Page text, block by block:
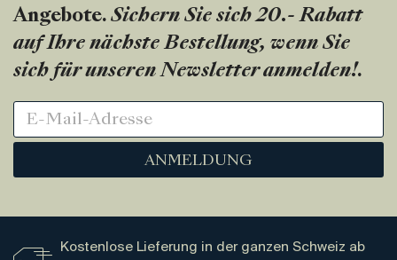
Angebote. Sichern Sie sich 20.- Rabatt
auf Ihre nächste Bestellung, wenn Sie
sich für unseren Newsletter anmelden!.
ANMELDUNG
Kostenlose Lieferung in der ganzen Schweiz ab